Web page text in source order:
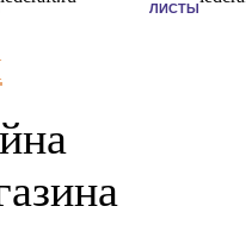
ЛИСТЫ